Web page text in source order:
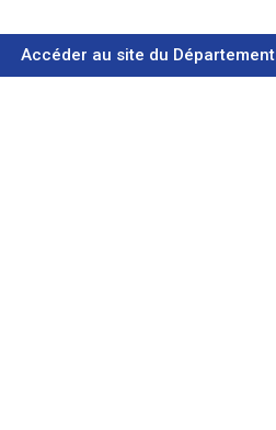
Accéder au site du Département